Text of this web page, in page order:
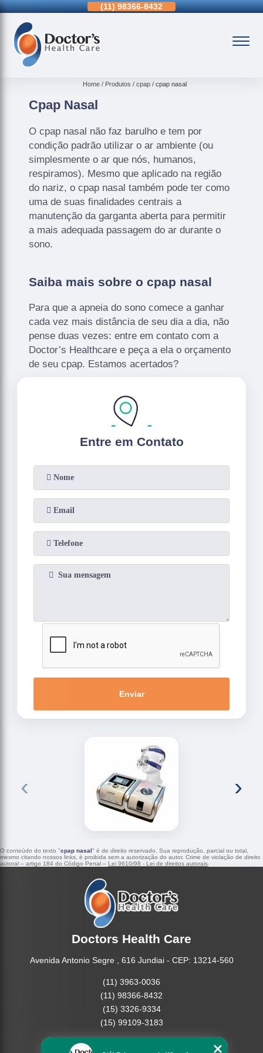
3963-0036 (11) 98366-8432 (15)3326-9334
Home Produtos cpap cpap nasal
Cpap Nasal
O cpap nasal não faz barulho e tem por
condição padrão utilizar o ar ambiente (ou
simplesmente o ar que nós, humanos,
respiramos). Mesmo que aplicado na região
do nariz, o cpap nasal também pode ter como
uma de suas finalidades centrais a
manutenção da garganta aberta para permitir
a mais adequada passagem do ar durante o
sono.
Saiba mais sobre o cpap nasal
Para que a apneia do sono comece a ganhar
cada vez mais distância de seu dia a dia, não
pense duas vezes: entre em contato com a
Doctor’s Healthcare e peça a ela o orçamento
de seu cpap. Estamos acertados?
Entre em Contato
Enviar
‹ ›
O conteúdo do texto "cpap nasal" é de direito reservado. Sua reprodução, parcial ou total,
mesmo citando nossos links, é proibida sem a autorização do autor. Crime de violação de direito
autoral – artigo 184 do Código Penal – Lei 9610/98 - Lei de direitos autorais
Doctors Health Care
Avenida Antonio Segre , 616 Jundiai - CEP: 13214-560
(11) 3963-0036
(11) 98366-8432
(15) 3326-9334
(15) 99109-3183